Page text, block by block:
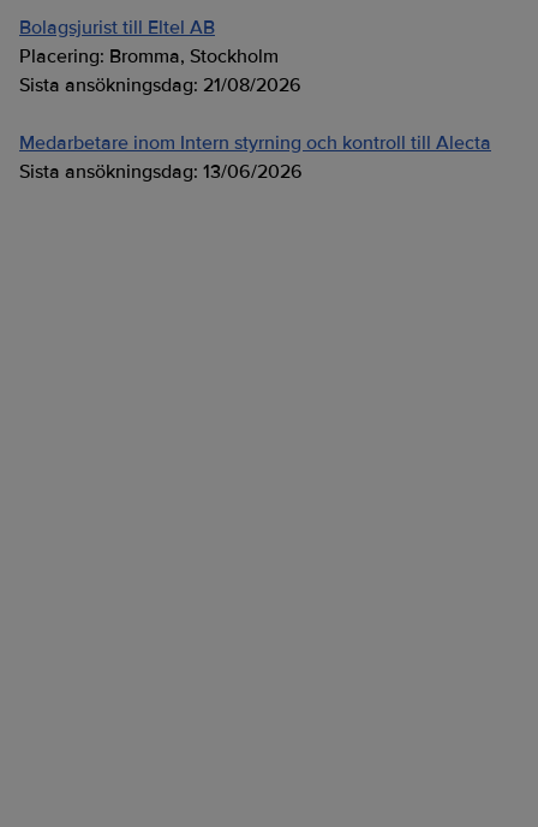
Bolagsjurist till Eltel AB
Placering: Bromma, Stockholm
Sista ansökningsdag: 21/08/2026
Medarbetare inom Intern styrning och kontroll till Alecta
Sista ansökningsdag: 13/06/2026